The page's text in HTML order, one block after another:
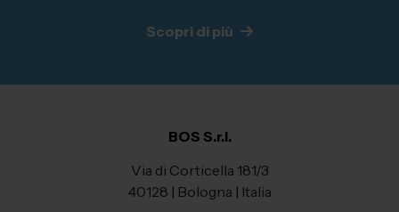
Scopri di più
BOS S.r.l.
Via di Corticella 181/3
40128 | Bologna | Italia